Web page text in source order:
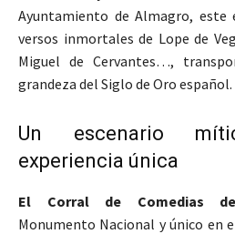
Ayuntamiento de Almagro, este
versos inmortales de Lope de
Miguel de Cervantes…,
grandeza del Siglo de Oro español.
Un escenario
experiencia única
El Corral de Comedias
Monumento Nacional y único en